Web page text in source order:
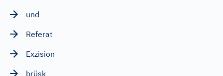
und
Referat
Exzision
brüsk